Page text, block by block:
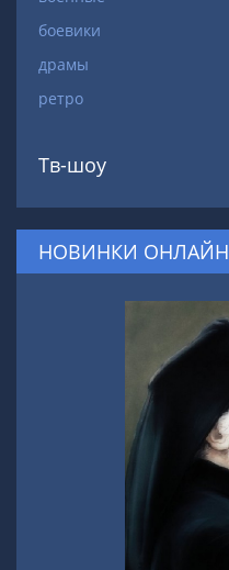
боевики
драмы
ретро
Тв-шоу
НОВИНКИ ОНЛАЙН